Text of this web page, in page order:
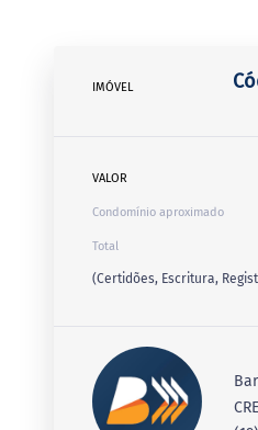
IMÓVEL
VALOR
Condomínio aproximado
Total
(Certidões, Escritura,